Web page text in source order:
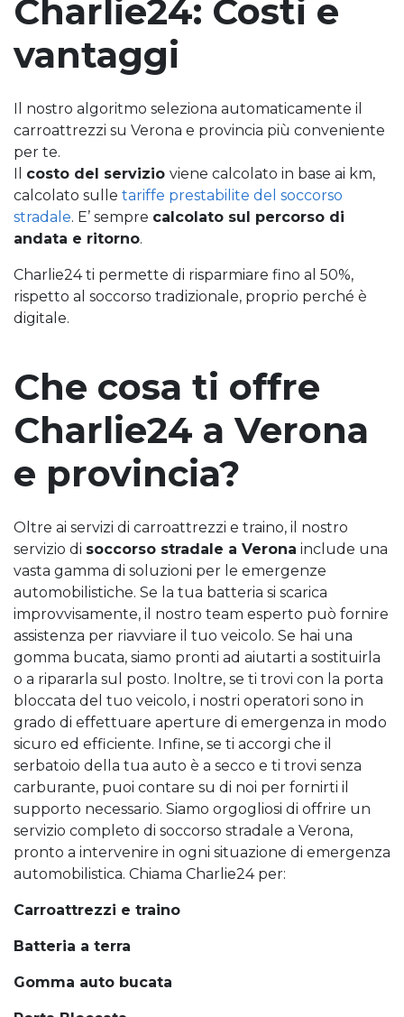
Charlie24: Costi e
vantaggi
Il nostro algoritmo seleziona automaticamente il
carroattrezzi su Verona e provincia più conveniente
per te.
costo del servizio viene calcolato in base ai km,
calcolato sulle tariffe prestabilite del soccorso
stradale. E’ sempre calcolato sul percorso di
andata e ritorno.
Charlie24 ti permette di risparmiare fino al 50%,
rispetto al soccorso tradizionale, proprio perché è
digitale.
Che cosa ti offre
Charlie24 a Verona
e provincia?
Oltre ai servizi di carroattrezzi e traino, il nostro
servizio di soccorso stradale a Verona include una
vasta gamma di soluzioni per le emergenze
automobilistiche. Se la tua batteria si scarica
improvvisamente, il nostro team esperto può fornire
assistenza per riavviare il tuo veicolo. Se hai una
gomma bucata, siamo pronti ad aiutarti a sostituirla
o a ripararla sul posto. Inoltre, se ti trovi con la porta
bloccata del tuo veicolo, i nostri operatori sono in
grado di effettuare aperture di emergenza in modo
sicuro ed efficiente. Infine, se ti accorgi che il
serbatoio della tua auto è a secco e ti trovi senza
carburante, puoi contare su di noi per fornirti il
supporto necessario. Siamo orgogliosi di offrire un
servizio completo di soccorso stradale a Verona,
pronto a intervenire in ogni situazione di emergenza
automobilistica. Chiama Charlie24 per:
Carroattrezzi e traino
Batteria a terra
Gomma auto bucata